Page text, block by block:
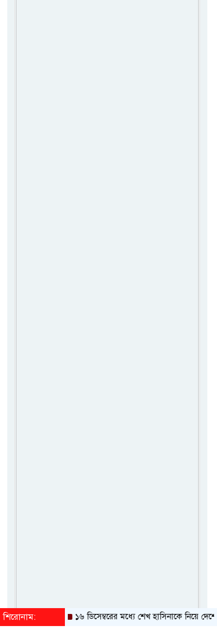
শিরোনাম: ১৬ ডিসেম্বরের মধ্যে শেখ হাসিনাকে নিয়ে দেশে ফিরব: